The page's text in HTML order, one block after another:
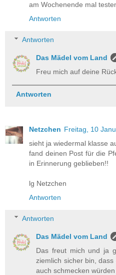
am Wochenende mal
Antworten
Antworten
Das Mädel vom Land
Freu mich auf deine
Antworten
Netzchen Freitag, 10
sieht ja wiedermal klasse
fand deinen Post für die
in Erinnerung geblieben!!
lg Netzchen
Antworten
Antworten
Das Mädel vom Land
Das freut mich und ja
ziemlich sicher bin,
auch schmecken